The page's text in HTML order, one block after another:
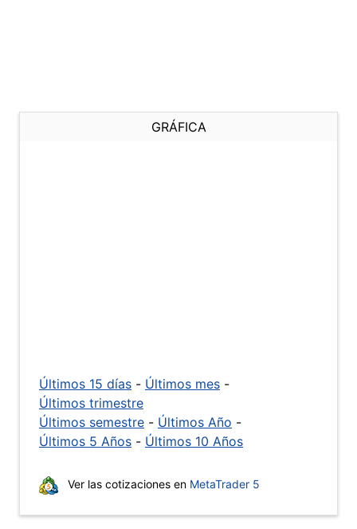
GRÁFICA
Últimos 15 días - Últimos mes -
Últimos trimestre
Últimos semestre - Últimos Año -
Últimos 5 Años - Últimos 10 Años
Ver las cotizaciones en MetaTrader 5